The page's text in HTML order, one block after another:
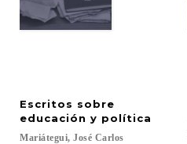
Escritos sobre
educación y política
Mariátegui, José Carlos